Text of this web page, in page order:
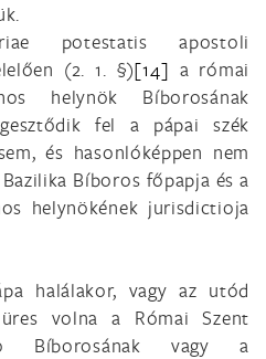
potestatis apostoli
(2. 1. §)[14] a római
helynök Bíborosának
fel a pápai szék
és hasonlóképpen nem
Bíboros főpapja és a
helynökének jurisdictioja
halálakor, vagy az utód
volna a Római Szent
Bíborosának vagy a